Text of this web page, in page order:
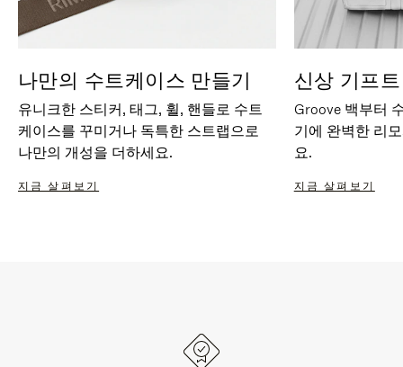
나만의 수트케이스 만들기
유니크한 스티커, 태그, 휠, 핸들로 수트
케이스를 꾸미거나 독특한 스트랩으로
나만의 개성을 더하세요.
지금 살펴보기
신상 기프
Groove 백부터
기에 완벽한 리
요.
지금 살펴보기